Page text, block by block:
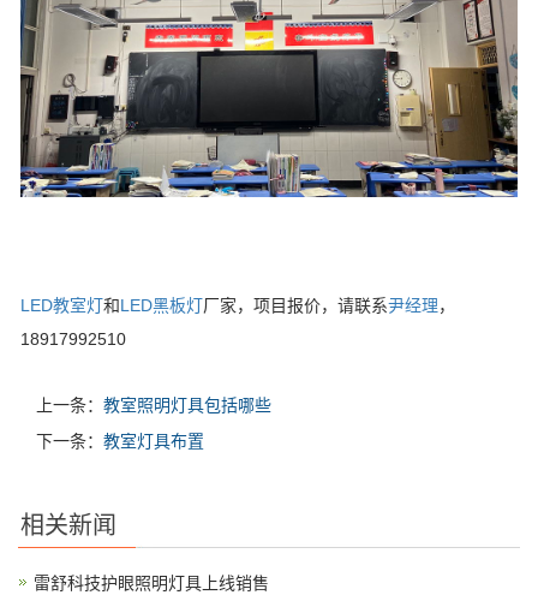
LED教室灯和LED黑板灯厂家，项目报价，请联系尹经理，
18917992510
上一条： 教室照明灯具包括哪些
下一条： 教室灯具布置
相关新闻
雷舒科技护眼照明灯具上线销售